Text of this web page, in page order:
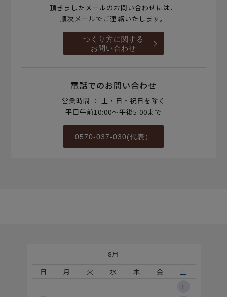
頂きましたメールのお問い合わせには、
順次メールでご連絡いたします。
つくり方に関する
お問い合わせ
電話でのお問い合わせ
営業時間 ： 土・日・祝日を除く
平日午前10:00～午後5:00まで
0570-037-030(代表）
8月
日
月 火 水 木 金
土
1